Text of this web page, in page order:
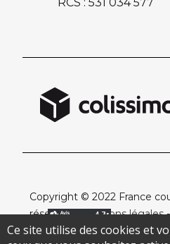
Copyright © 2022 France
réservés -
Mentions légales
Ce site utilise des cookies et